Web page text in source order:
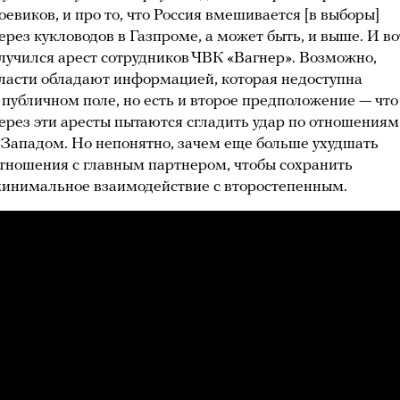
и про то, что Россия вмешивается [в выборы]
кукловодов в Газпроме, а может быть, и выше. И
арест сотрудников ЧВК «Вагнер». Возможно,
обладают информацией, которая недоступна
поле, но есть и второе предположение — что
эти аресты пытаются сгладить удар по отношениям
Западом. Но непонятно, зачем еще больше ухудшать
с главным партнером, чтобы сохранить
взаимодействие с второстепенным.